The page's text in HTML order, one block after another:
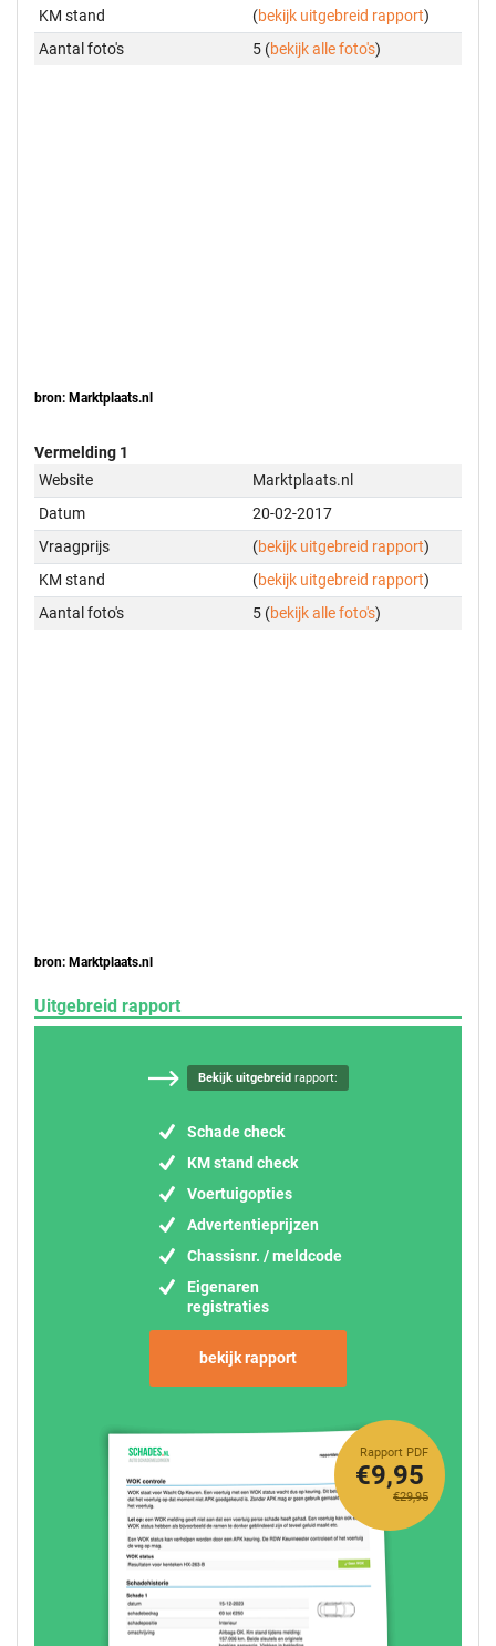
KM stand
(bekijk uitgebreid rapport)
Aantal foto's
5 (bekijk alle foto's)
bron: Marktplaats.nl
Vermelding 1
Website
Marktplaats.nl
Datum
20-02-2017
Vraagprijs
(bekijk uitgebreid rapport)
KM stand
(bekijk uitgebreid rapport)
Aantal foto's
5 (bekijk alle foto's)
bron: Marktplaats.nl
Uitgebreid rapport
Bekijk uitgebreidrapport:
Schade check
KM stand check
Voertuigopties
Advertentieprijzen
Chassisnr. / meldcode
Eigenaren
registraties
bekijk rapport
Rapport PDF
€29,95
€9,95